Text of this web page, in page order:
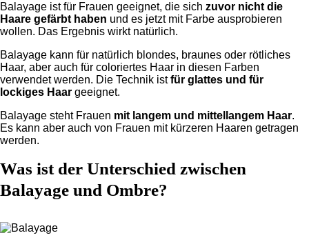
Balayage ist für Frauen geeignet, die sich zuvor nicht die
Haare gefärbt haben und es jetzt mit Farbe ausprobieren
wollen. Das Ergebnis wirkt natürlich.
Balayage kann für natürlich blondes, braunes oder rötliches
Haar, aber auch für coloriertes Haar in diesen Farben
verwendet werden. Die Technik istfür glattes und für
lockiges Haar geeignet.
Balayage steht Frauen mit langem und mittellangem Haar.
Es kann aber auch von Frauen mit kürzeren Haaren getragen
werden.
Was ist der Unterschied zwischen
Balayage und Ombre?